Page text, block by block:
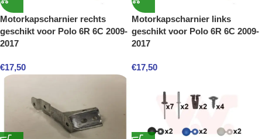
Motorkapscharnier rechts
geschikt voor Polo 6R 6C 2009-
2017
€17,50
Motorkapscharnier links
geschikt voor Polo 6R 6C 2009-
2017
€17,50